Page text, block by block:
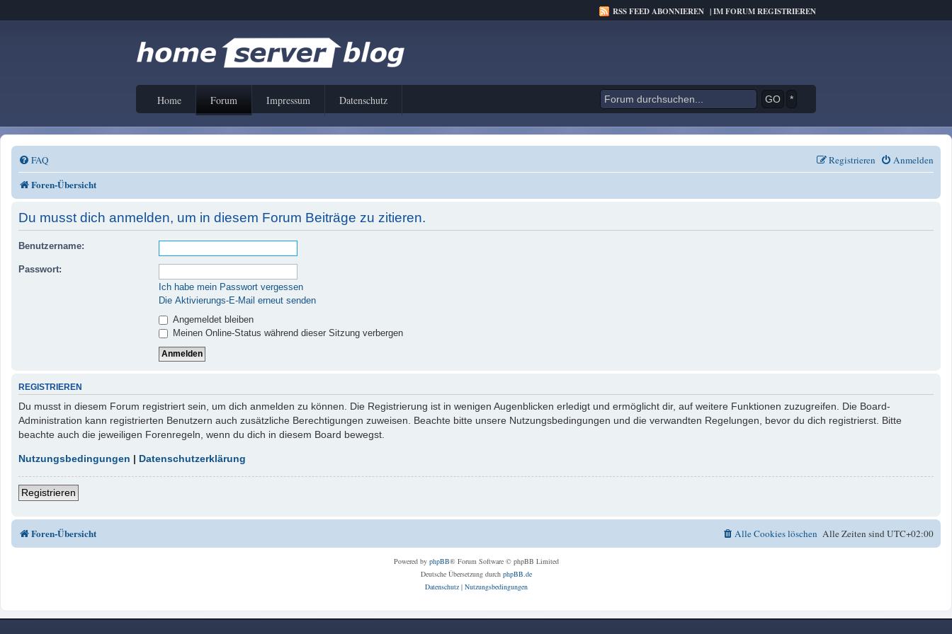
RSS FEED ABONNIEREN |IM FORUM REGISTRIEREN
Home Forum Impressum Datenschutz *
FAQ Anmelden
Registrieren
Foren-Übersicht
Du musst dich anmelden, um in diesem Forum Beiträge zu zitieren.
Benutzername:
Passwort:
Ich habe mein Passwort vergessen
Die Aktivierungs-E-Mail erneut senden
Angemeldet bleiben
Meinen Online-Status während dieser Sitzung verbergen
REGISTRIEREN
Du musst in diesem Forum registriert sein, um dich anmelden zu können. Die Registrierung ist in wenigen Augenblicken erledigt und ermöglicht dir, auf weitere Funktionen zuzugreifen. Die Board-
Administration kann registrierten Benutzern auch zusätzliche Berechtigungen zuweisen. Beachte bitte unsere Nutzungsbedingungen und die verwandten Regelungen, bevor du dich registrierst. Bitte
beachte auch die jeweiligen Forenregeln, wenn du dich in diesem Board bewegst.
Nutzungsbedingungen | Datenschutzerklärung
Registrieren
Foren-Übersicht Alle Zeiten sindUTC+02:00
Alle Cookies löschen
Powered by phpBB® Forum Software © phpBB Limited
Deutsche Übersetzung durch phpBB.de
Datenschutz| Nutzungsbedingungen